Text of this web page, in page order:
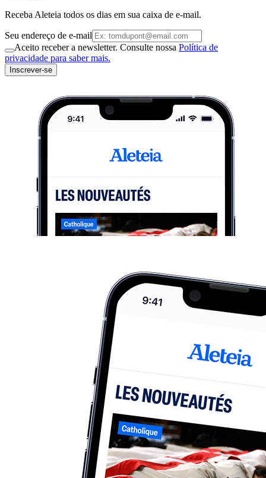
Receba Aleteia todos os dias em sua caixa de e-mail.
Seu endereço de e-mail
Aceito receber a newsletter. Consulte nossa Política de
privacidade para saber mais.
Inscrever-se